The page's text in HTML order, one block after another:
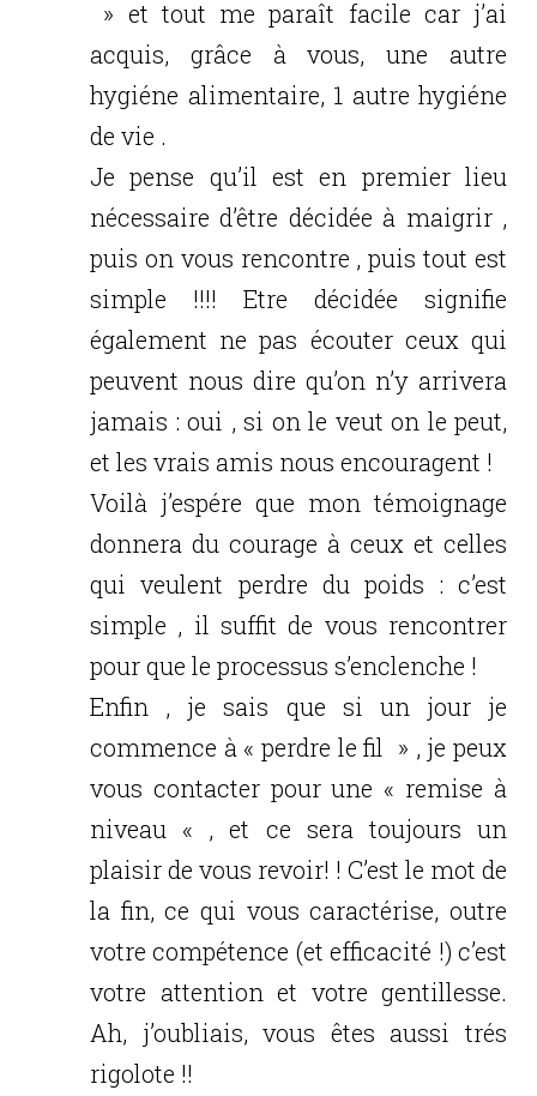
» et tout me paraît facile car j’ai
acquis, grâce à vous, une autre
hygiéne alimentaire, 1 autre hygiéne
de vie .
Je pense qu’il est en premier lieu
nécessaire d’être décidée à maigrir ,
puis on vous rencontre , puis tout est
simple !!!! Etre décidée signifie
également ne pas écouter ceux qui
peuvent nous dire qu’on n’y arrivera
jamais : oui , si on le veut on le peut,
et les vrais amis nous encouragent !
Voilà j’espére que mon témoignage
donnera du courage à ceux et celles
qui veulent perdre du poids : c’est
simple , il suffit de vous rencontrer
pour que le processus s’enclenche !
Enfin , je sais que si un jour je
commence à « perdre le fil » , je peux
vous contacter pour une « remise à
niveau « , et ce sera toujours un
plaisir de vous revoir! ! C’est le mot de
la fin, ce qui vous caractérise, outre
votre compétence (et efficacité !) c’est
votre attention et votre gentillesse.
Ah, j’oubliais, vous êtes aussi trés
rigolote !!